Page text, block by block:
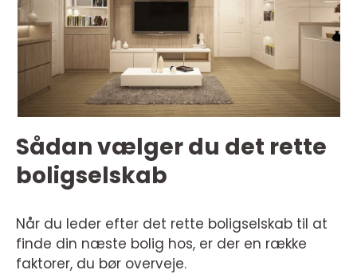
Sådan vælger du det rette
boligselskab
Når du leder efter det rette boligselskab til at
finde din næste bolig hos, er der en række
faktorer, du bør overveje.